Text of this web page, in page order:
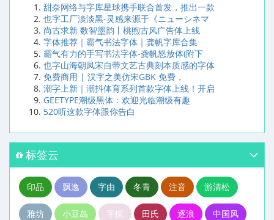
甜奈网络与字库星球携手联合首发，推出一款
也字工厂淡淡黑-灵感来源于《ニューシネマ
尚古求新 数智墨韵丨桃煦古风广告体上线
字体推荐｜霸气书法字体｜龚帆字库合集
霸气有力的手写书法字体-龚帆怒放体(附下
也字山海朝凤宋自带文艺古典刻本质感的字体
免费商用 | 汉字之美仿宋GBK 免费，
潮字上新｜潮抖体育系列首款字体上线！开启
GEETYPE潮级黑体：欢迎光临潮级有趣
520听这款字体跟你告白
标签云
印品 飘逸 字由 冬青 注音 游清松
雅坊 小豆岛 字悦 田氏 逐浪 中国风